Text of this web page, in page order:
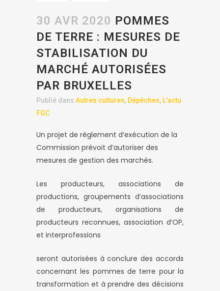
30 AVR 2020 POMMES
DE TERRE : MESURES DE
STABILISATION DU
MARCHÉ AUTORISÉES
PAR BRUXELLES
Publié dans Autres cultures, Dépêches, L'actu
FGC
Un projet de règlement d’exécution de la
Commission prévoit d’autoriser des
mesures de gestion des marchés.
Les producteurs, associations de
productions, groupements d’associations
de producteurs, organisations de
producteurs reconnues, association d’OP,
et interprofessions
seront autorisées à conclure des accords
concernant les pommes de terre pour la
transformation et à prendre des décisions